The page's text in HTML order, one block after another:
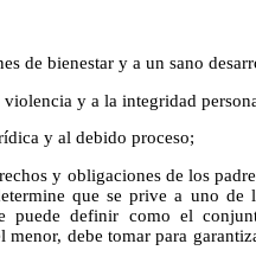
de bienestar y a un sano
y a la integridad
y al debido proceso;
y obligaciones de los
que se prive a uno de
puede definir como el
debe tomar para